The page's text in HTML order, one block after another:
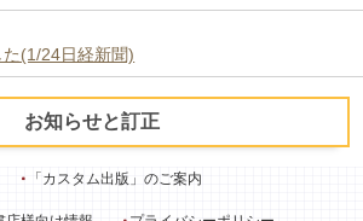
(1/24日経新聞)
お知らせと訂正
「カスタム出版」のご案内